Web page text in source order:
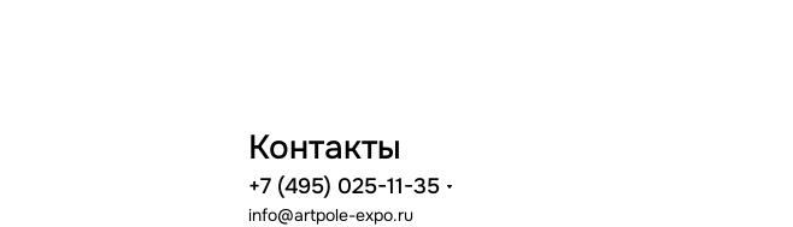
Контакты
+7 (495) 025-11-35
info@artpole-expo.ru